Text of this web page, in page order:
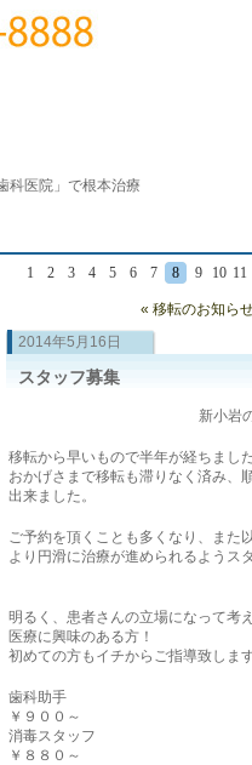
科医院」で根本治療
1 2 3 4 5 6 7 8 9 10 11
« 移転のお知ら
2014年5月16日
スタッフ募集
新小岩
移転から早いもので半年が経ちまし
おかげさまで移転も滞りなく済み、
出来ました。
ご予約を頂くことも多くなり、また
より円滑に治療が進められるようス
明るく、患者さんの立場になって考
医療に興味のある方！
初めての方もイチからご指導致しま
歯科助手
￥９００～
消毒スタッフ
￥８８０～